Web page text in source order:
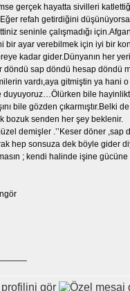
gerçek hayatta sivilleri
refah getirdiğini
seninle çalışmadığı
bir ayar verebilmek için iyi bir
kadar gider.Dünyanın her
sap döndü hesap döndü
vardı,aya gitmiştin ya
duyuyoruz…Ölürken bile
bile gözden çıkarmıştır.Belki
bozuk senden her şey beklenir.
demişler .’’Keser döner
hep sonsuza dek böyle gider
; kendi halinde işine